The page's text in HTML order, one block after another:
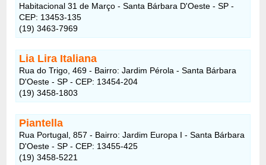
Habitacional 31 de Março - Santa Bárbara D'Oeste - SP -
CEP: 13453-135
(19) 3463-7969
Lia Lira Italiana
Rua do Trigo, 469 - Bairro: Jardim Pérola - Santa Bárbara
D'Oeste - SP - CEP: 13454-204
(19) 3458-1803
Piantella
Rua Portugal, 857 - Bairro: Jardim Europa I - Santa Bárbara
D'Oeste - SP - CEP: 13455-425
(19) 3458-5221